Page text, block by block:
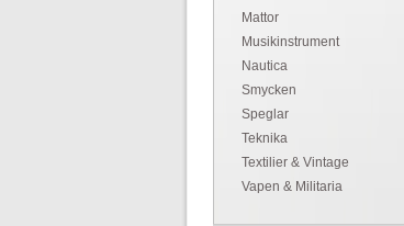
Mattor
Musikinstrument
Nautica
Smycken
Speglar
Teknika
Textilier & Vintage
Vapen & Militaria